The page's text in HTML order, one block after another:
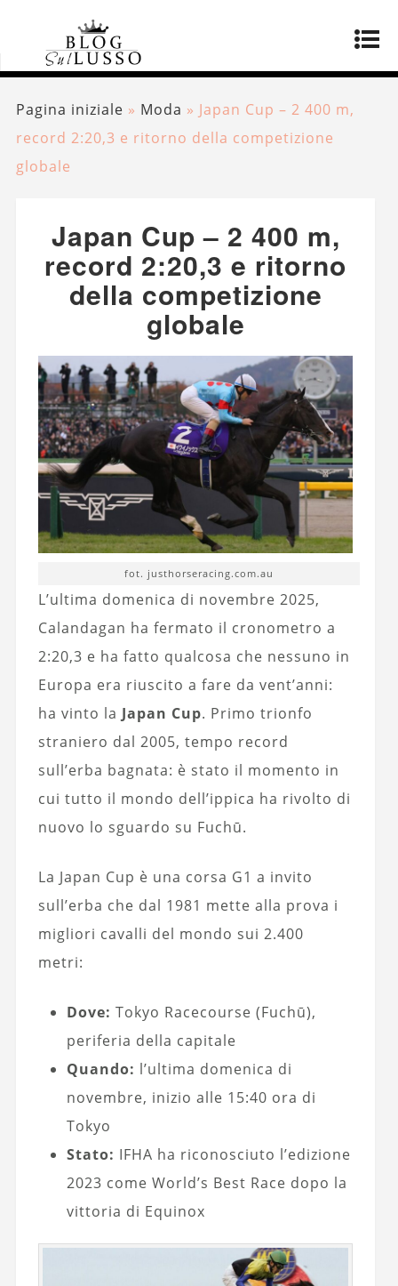
Pagina iniziale » Moda » Japan Cup – 2 400 m,
record 2:20,3 e ritorno della competizione
globale
Japan Cup – 2 400 m,
record 2:20,3 e ritorno
della competizione
globale
fot. justhorseracing.com.au
L’ultima domenica di novembre 2025,
Calandagan ha fermato il cronometro a
2:20,3 e ha fatto qualcosa che nessuno in
Europa era riuscito a fare da vent’anni:
ha vinto la Japan Cup. Primo trionfo
straniero dal 2005, tempo record
sull’erba bagnata: è stato il momento in
cui tutto il mondo dell’ippica ha rivolto di
nuovo lo sguardo su Fuchū.
La Japan Cup è una corsa G1 a invito
sull’erba che dal 1981 mette alla prova i
migliori cavalli del mondo sui 2.400
metri:
Dove: Tokyo Racecourse (Fuchū),
periferia della capitale
Quando: l’ultima domenica di
novembre, inizio alle 15:40 ora di
Tokyo
Stato: IFHA ha riconosciuto l’edizione
2023 come World’s Best Race dopo la
vittoria di Equinox